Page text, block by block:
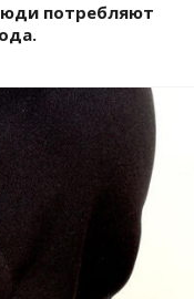
потребляют